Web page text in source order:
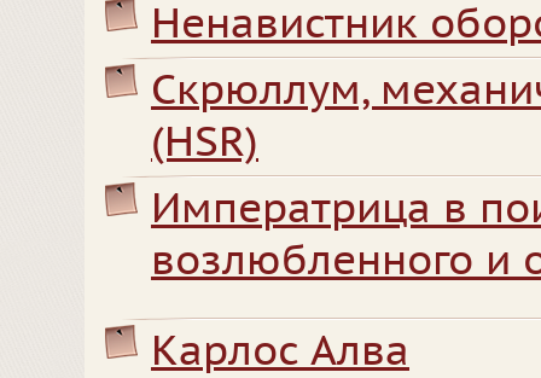
Ненавистник
Скрюллум,
(HSR)
Императрица в
возлюбленного и
Карлос Алва